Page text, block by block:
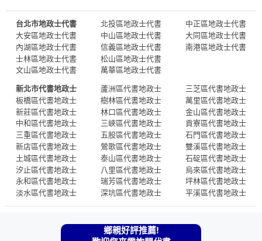
台北市地政士代書
大安區地政士代書
內湖區地政士代書
士林區地政士代書
文山區地政士代書
北投區地政士代書
中山區地政士代書
信義區地政士代書
松山區地政士代書
萬華區地政士代書
中正區地政士代書
大同區地政士代書
南港區地政士代書
新北市代書地政士
板橋區代書地政士
新莊區代書地政士
中和區代書地政士
三重區代書地政士
新店區代書地政士
土城區代書地政士
汐止區代書地政士
永和區代書地政士
淡水區代書地政士
蘆洲區代書地政士
樹林區代書地政士
林口區代書地政士
三峽區代書地政士
五股區代書地政士
鶯歌區代書地政士
泰山區代書地政士
八里區代書地政士
瑞芳區代書地政士
深坑區代書地政士
三芝區代書地政士
萬里區代書地政士
金山區代書地政士
貢寮區代書地政士
石門區代書地政士
雙溪區代書地政士
石碇區代書地政士
烏來區代書地政士
坪林區代書地政士
平溪區代書地政士
鄉親好評推薦!